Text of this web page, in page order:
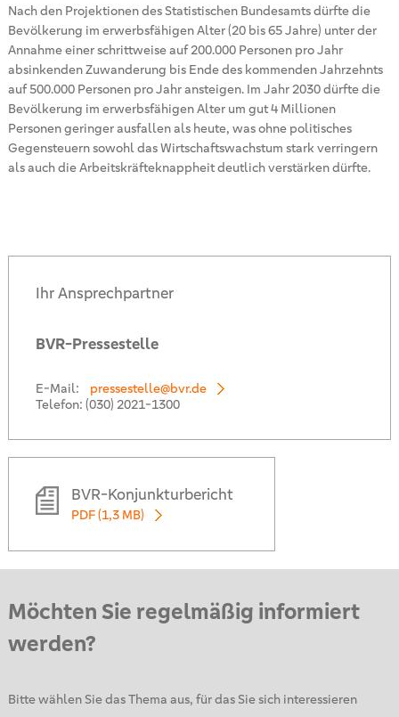
Nach den Projektionen des Statistischen Bundesamts dürfte die
Bevölkerung im erwerbsfähigen Alter (20 bis 65 Jahre) unter der
Annahme einer schrittweise auf 200.000 Personen pro Jahr
absinkenden Zuwanderung bis Ende des kommenden Jahrzehnts
auf 500.000 Personen pro Jahr ansteigen. Im Jahr 2030 dürfte die
Bevölkerung im erwerbsfähigen Alter um gut 4 Millionen
Personen geringer ausfallen als heute, was ohne politisches
Gegensteuern sowohl das Wirtschaftswachstum stark verringern
als auch die Arbeitskräfteknappheit deutlich verstärken dürfte.
Ihr Ansprechpartner
BVR-Pressestelle
E-Mail:
pressestelle@bvr.de
Telefon: (030) 2021-1300
BVR-Konjunkturbericht
PDF (1,3 MB)
Möchten Sie regelmäßig informiert
werden?
Bitte wählen Sie das Thema aus, für das Sie sich interessieren